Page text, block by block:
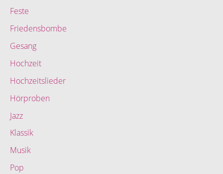
Feste
Friedensbombe
Gesang
Hochzeit
Hochzeitslieder
Hörproben
Jazz
Klassik
Musik
Pop